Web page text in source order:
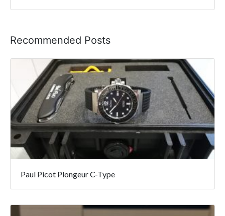
Recommended Posts
Paul Picot Plongeur C-Type